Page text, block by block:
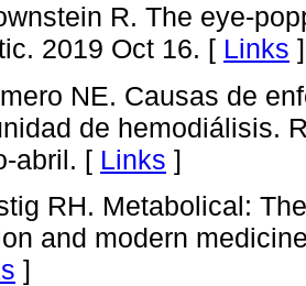
R. The eye-
2019 Oct 16. [ Links ]
NE. Causas de
de hemodiálisis.
abril. [ Links ]
RH. Metabolical:
and modern
]